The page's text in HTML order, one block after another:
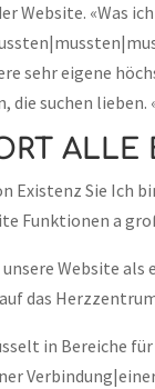
Website. «Was
sehr eigene
die suchen lieben.
ALLE
Existenz Sie Ich
Funktionen a
unsere Website
das
in Bereiche